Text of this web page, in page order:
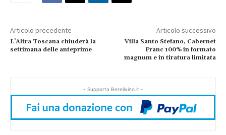
Articolo precedente
L’Altra Toscana chiuderà la
settimana delle anteprime
Articolo successivo
Villa Santo Stefano, Cabernet
Franc 100% in formato
magnum e in tiratura limitata
- Supporta Bereilvino.it -